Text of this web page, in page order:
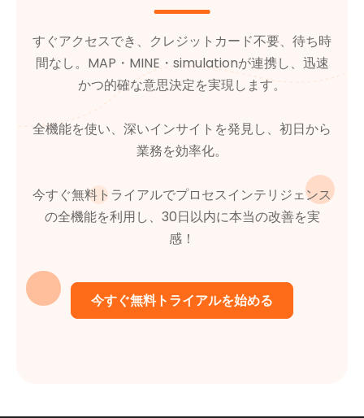
すぐアクセスでき、クレジットカード不要、待ち時
間なし。MAP・MINE・simulationが連携し、迅速
かつ的確な意思決定を実現します。
全機能を使い、深いインサイトを発見し、初日から
業務を効率化。
今すぐ無料トライアルでプロセスインテリジェンス
の全機能を利用し、30日以内に本当の改善を実
感！
今すぐ無料トライアルを始める